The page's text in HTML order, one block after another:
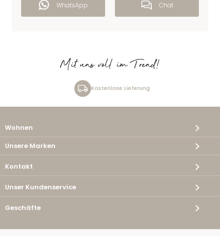
WhatsApp Chat
Mit uns voll im Trend!
Kostenlose Lieferung
Wohnen
Unsere Marken
Kontakt
Unser Kundenservice
Geschäfte